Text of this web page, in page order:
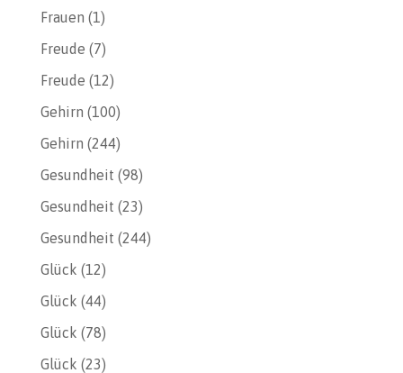
Frauen (1)
Freude (7)
Freude (12)
Gehirn (100)
Gehirn (244)
Gesundheit (98)
Gesundheit (23)
Gesundheit (244)
Glück (12)
Glück (44)
Glück (78)
Glück (23)